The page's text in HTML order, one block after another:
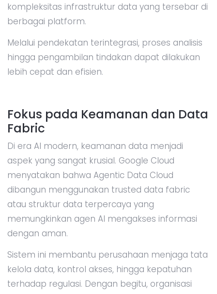
kompleksitas infrastruktur data yang tersebar di
berbagai platform.
Melalui pendekatan terintegrasi, proses analisis
hingga pengambilan tindakan dapat dilakukan
lebih cepat dan efisien.
Fokus pada Keamanan dan Data
Fabric
Di era AI modern, keamanan data menjadi
aspek yang sangat krusial. Google Cloud
menyatakan bahwa Agentic Data Cloud
dibangun menggunakan trusted data fabric
atau struktur data terpercaya yang
memungkinkan agen AI mengakses informasi
dengan aman.
Sistem ini membantu perusahaan menjaga tata
kelola data, kontrol akses, hingga kepatuhan
terhadap regulasi. Dengan begitu, organisasi